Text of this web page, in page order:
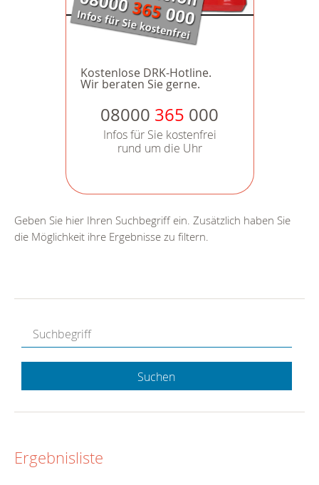
Kostenlose DRK-Hotline.
Wir beraten Sie gerne.
08000 365 000
Infos für Sie kostenfrei
rund um die Uhr
Geben Sie hier Ihren Suchbegriff ein. Zusätzlich haben Sie
die Möglichkeit ihre Ergebnisse zu filtern.
Suchen
Ergebnisliste